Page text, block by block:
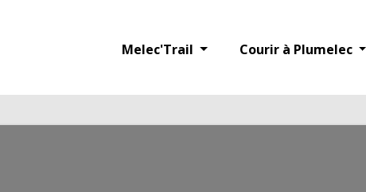
Melec'Trail Courir à Plumelec